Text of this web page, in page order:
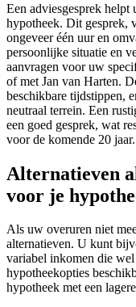
Een adviesgesprek
hypotheek. Dit gesprek,
ongeveer één uur en
persoonlijke situatie en
aanvragen voor uw
of met Jan van Harten.
beschikbare tijdstippen,
neutraal terrein. Een
een goed gesprek, wat
voor de komende 20 jaar.
Alternatieven
voor je
Als uw overuren niet
alternatieven. U kunt
variabel inkomen die
hypotheekopties
hypotheek met een